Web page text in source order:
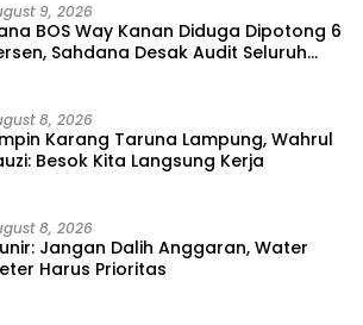
9, 2026
BOS Way Kanan Diduga Dipotong 6
Sahdana Desak Audit Seluruh
8, 2026
Karang Taruna Lampung, Wahrul
Besok Kita Langsung Kerja
8, 2026
Jangan Dalih Anggaran, Water
Harus Prioritas